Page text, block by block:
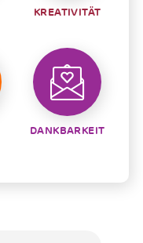
KREATIVITÄT
DANKBARKEIT